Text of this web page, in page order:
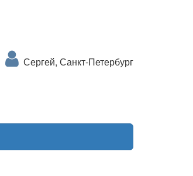
Сергей, Санкт-Петербург